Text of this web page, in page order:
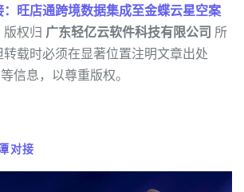
：旺店通跨境数据集成至金蝶云星空案
版权归 广东轻亿云软件科技有限公司 所
载时必须在显著位置注明文章出处
信息，以尊重版权。
对接